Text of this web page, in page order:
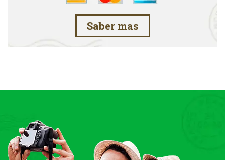
Saber mas